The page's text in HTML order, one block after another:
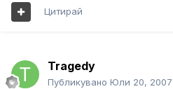
Цитирай
Tragedy
Публикувано Юли 20, 2007